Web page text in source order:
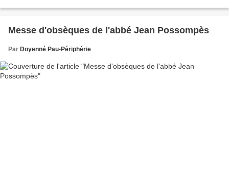
Messe d'obsèques de l'abbé Jean Possompès
Par Doyenné Pau-Périphérie